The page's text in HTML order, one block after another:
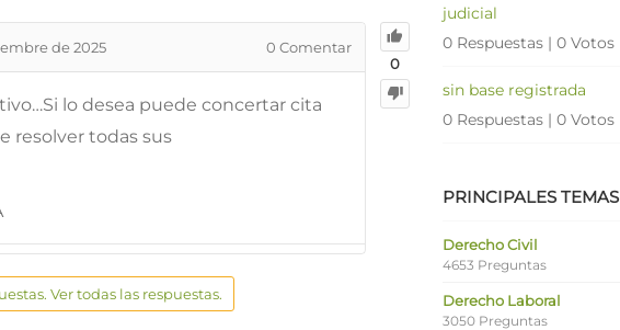
0
de 2025 0 Comentar
lo desea puede concertar cita
resolver todas sus
Ver todas las respuestas.
judicial
0 Respuestas | 0 Votos
sin base registrada
0 Respuestas | 0 Votos
PRINCIPALES TEMAS
Derecho Civil
4653 Preguntas
Derecho Laboral
3050 Preguntas